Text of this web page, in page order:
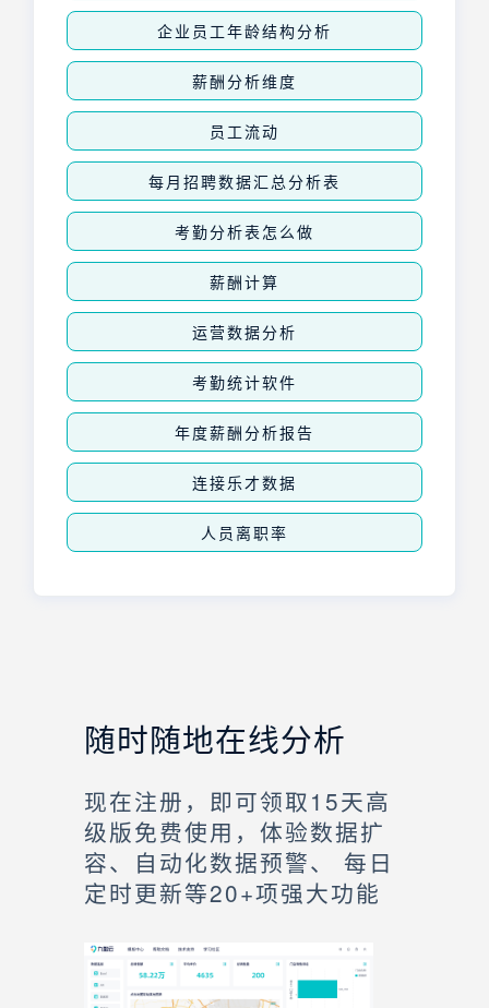
企业员工年龄结构分析
薪酬分析维度
员工流动
每月招聘数据汇总分析表
考勤分析表怎么做
薪酬计算
运营数据分析
考勤统计软件
年度薪酬分析报告
连接乐才数据
人员离职率
随时随地在线分析
现在注册，即可领取15天高
级版免费使用，体验数据扩
容、自动化数据预警、 每日
定时更新等20+项强大功能